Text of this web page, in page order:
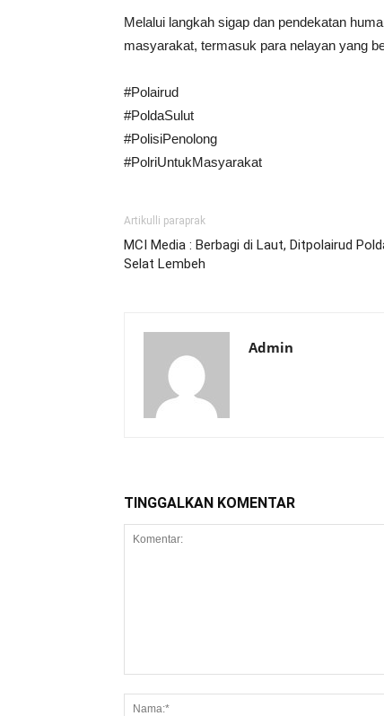
Melalui langkah sigap dan pendekatan
masyarakat, termasuk para nelayan yang
#Polairud
#PoldaSulut
#PolisiPenolong
#PolriUntukMasyarakat
Artikulli paraprak
MCI Media : Berbagi di Laut, Ditpolairud
Selat Lembeh
Admin
TINGGALKAN KOMENTAR